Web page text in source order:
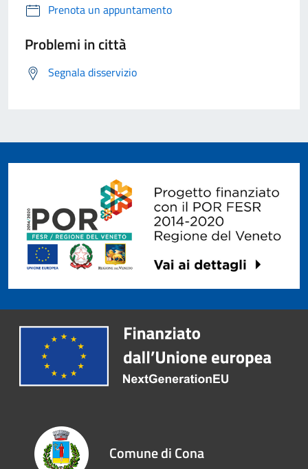
Prenota un appuntamento
Problemi in città
Segnala disservizio
Comune di Cona